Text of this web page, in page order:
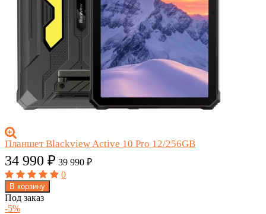
Планшет Blackview Active 10 Pro 12/256GB
34 990 ₽ 39 990 ₽
0
В корзину
Под заказ
-5%